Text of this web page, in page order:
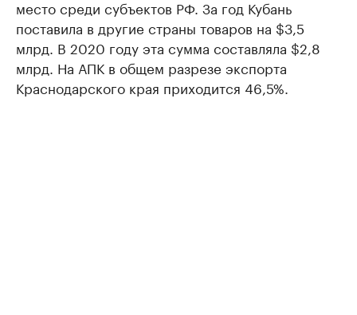
место среди субъектов РФ. За год Кубань
поставила в другие страны товаров на $3,5
млрд. В 2020 году эта сумма составляла $2,8
млрд. На АПК в общем разрезе экспорта
Краснодарского края приходится 46,5%.